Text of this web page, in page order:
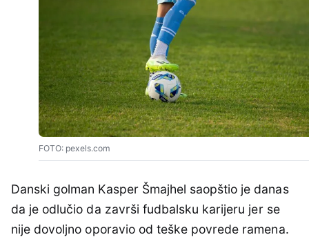
FOTO: pexels.com
Danski golman Kasper Šmajhel saopštio je danas
da je odlučio da završi fudbalsku karijeru jer se
nije dovoljno oporavio od teške povrede ramena.